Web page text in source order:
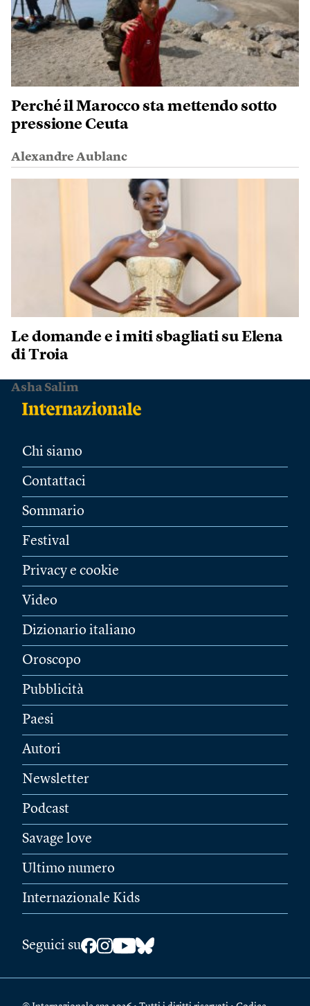
Perché il Marocco sta mettendo sotto
pressione Ceuta
Alexandre Aublanc
Le domande e i miti sbagliati su Elena
di Troia
Asha Salim
Chi siamo
Contattaci
Sommario
Festival
Privacy e cookie
Video
Dizionario italiano
Oroscopo
Pubblicità
Paesi
Autori
Newsletter
Podcast
Savage love
Ultimo numero
Internazionale Kids
Seguici su